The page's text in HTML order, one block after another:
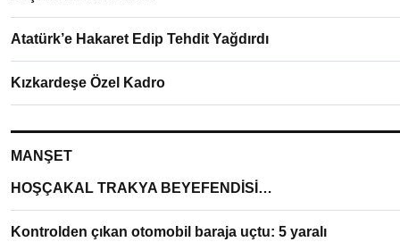
Atatürk’e Hakaret Edip Tehdit Yağdırdı
Kızkardeşe Özel Kadro
MANŞET
HOŞÇAKAL TRAKYA BEYEFENDİSİ…
Kontrolden çıkan otomobil baraja uçtu: 5 yaralı